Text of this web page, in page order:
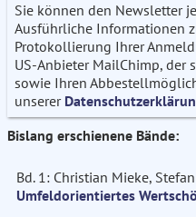
Sie können den Newsletter
Ausführliche Informationen
Protokollierung Ihrer
US-Anbieter MailChimp, der
sowie Ihren
unserer
Bislang erschienene Bände:
Bd. 1: Christian Mieke,
Umfeldorientiertes